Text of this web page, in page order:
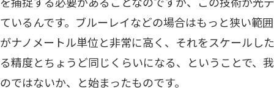
ているんです。ブルーレイなどの場合はもっと狭い範
がナノメートル単位と非常に高く、それをスケールし
る精度とちょうど同じくらいになる、ということで、
のではないか、と始まったものです。